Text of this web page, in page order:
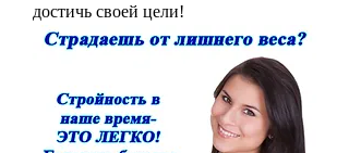
достичь своей цели!